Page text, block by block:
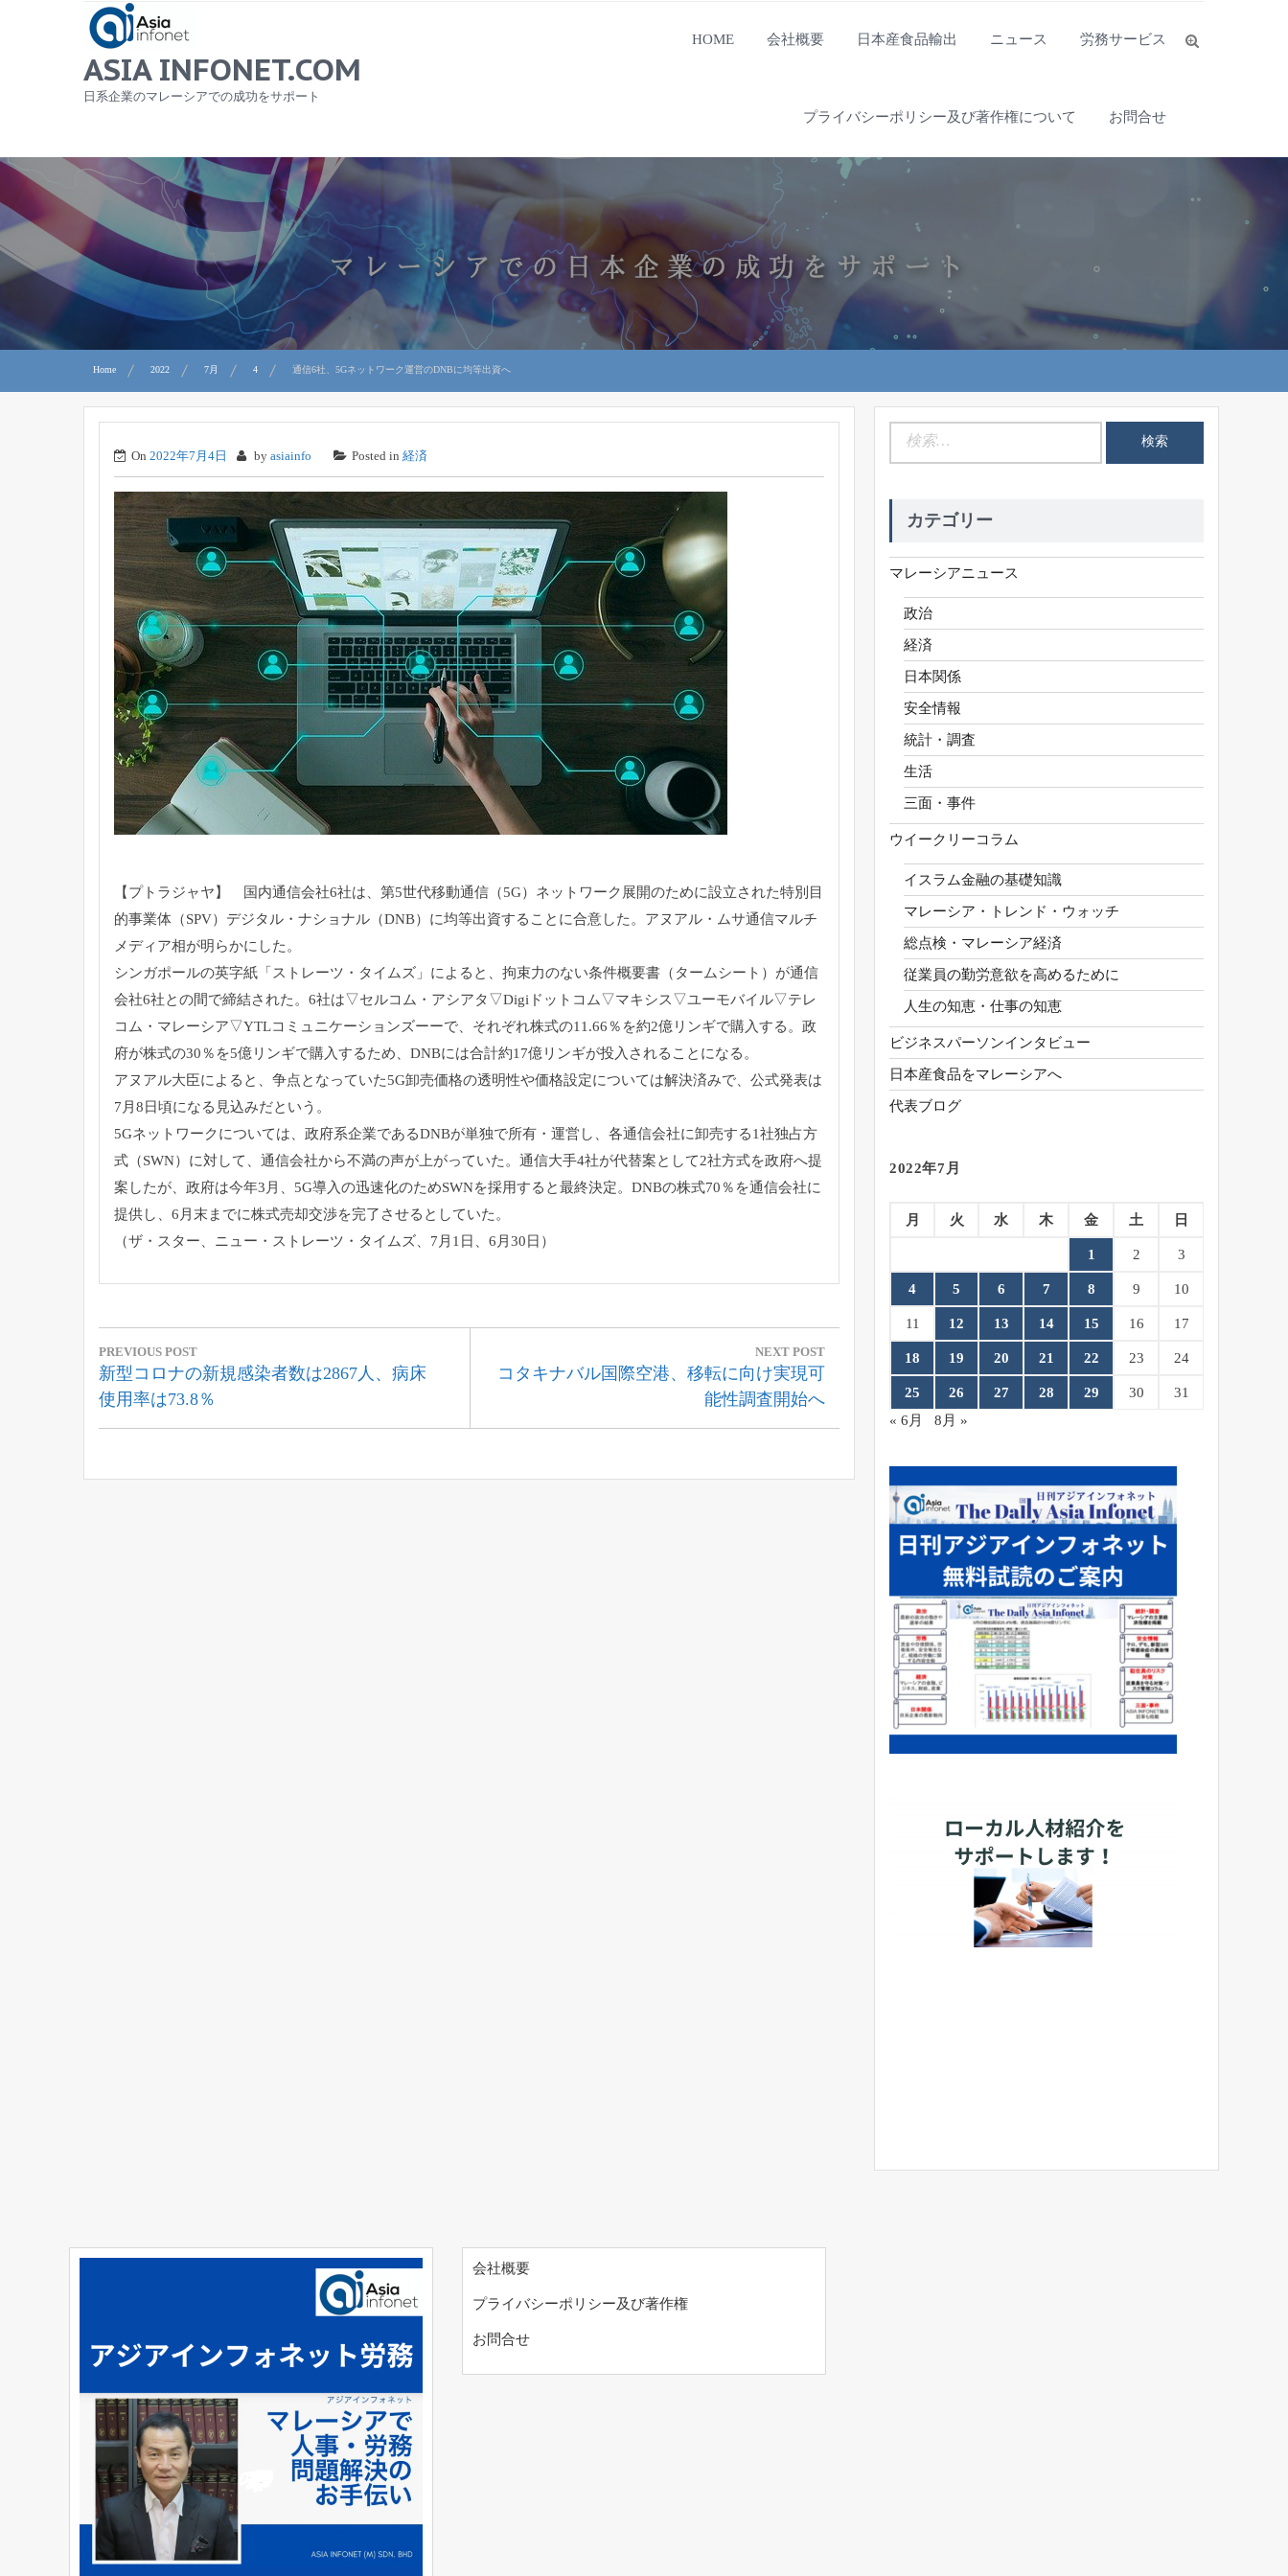
ASIA INFONET.COM
日系企業のマレーシアでの成功をサポート
HOME 会社概要 日本産食品輸出 ニュース 労務サービス
プライバシーポリシー及び著作権について お問合せ
Home 2022 7月 4 通信6社、5Gネットワーク運営のDNBに均等出資へ
On 2022年7月4日 by asiainfo Posted in 経済
【プトラジャヤ】 国内通信会社6社は、第5世代移動通信（5G） ネットワーク展開のために設立された特別目
的事業体（SPV） デジタル・ナショナル（DNB）に均等出資することに合意した。 アヌアル・ムサ通信マルチ
メディア相が明らかにした。
シンガポールの英字紙「ストレーツ・タイムズ」によると、 拘束力のない条件概要書（タームシート） が通信
会社6社との間で締結された。6社は▽セルコム・ アシアタ▽Digiドットコム▽マキシス▽ユーモバイル▽テレ
コム・マレーシア▽YTLコミュニケーションズーーで、 それぞれ株式の11.66％を約2億リンギで購入する。 政
府が株式の30％を5億リンギで購入するため、 DNBには合計約17億リンギが投入されることになる。
アヌアル大臣によると、 争点となっていた5G卸売価格の透明性や価格設定については解決済みで、公式発表は
7月8日頃になる見込みだという。
5Gネットワークについては、 政府系企業であるDNBが単独で所有・運営し、 各通信会社に卸売する1社独占方
式（SWN）に対して、 通信会社から不満の声が上がっていた。 通信大手4社が代替案として2社方式を政府へ提
案したが、 政府は今年3月、 5G導入の迅速化のためSWNを採用すると最終決定。 DNBの株式70％を通信会社に
提供し、 6月末までに株式売却交渉を完了させるとしていた。
（ザ・スター、ニュー・ストレーツ・タイムズ、7月1日、 6月30日）
投
稿
ナ
ビ
PREVIOUS POST
Previous
Post:
新型コロナの新規感染者数は2867人、病床
使用率は73.8％
NEXT POST
Next
コタキナバル国際空港、移転に向け実現可
能性調査開始へ
カテゴリー
マレーシアニュース
政治
経済
日本関係
安全情報
統計・調査
生活
三面・事件
ウイークリーコラム
イスラム金融の基礎知識
マレーシア・トレンド・ウォッチ
総点検・マレーシア経済
従業員の勤労意欲を高めるために
人生の知恵・仕事の知恵
ビジネスパーソンインタビュー
日本産食品をマレーシアへ
代表ブログ
2022年7月
月 火 水 木 金 土 日
1 2 3
4 5 6 7 8 9 10
11 12 13 14 15 16 17
18 19 20 21 22 23 24
25 26 27 28 29 30
31
« 6月
8月 »
会社概要
プライバシーポリシー及び著作権
お問合せ